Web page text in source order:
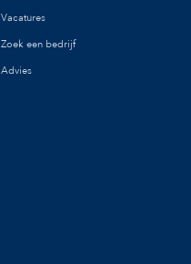
Vacatures
Zoek een bedrijf
Advies